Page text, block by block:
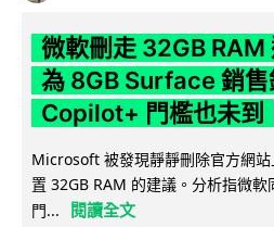
微軟刪走 32GB RAM
為 8GB Surface 銷售
Copilot+ 門檻也未到
Microsoft 被發現靜靜刪除官方網
置 32GB RAM 的建議。分析指微
門...
閱讀全文